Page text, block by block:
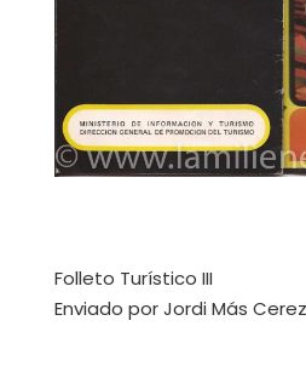
Folleto Turístico III
Enviado por Jordi Más